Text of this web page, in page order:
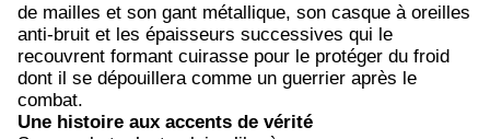
de mailles et son gant métallique, son casque à oreilles
anti-bruit et les épaisseurs successives qui le
recouvrent formant cuirasse pour le protéger du froid
dont il se dépouillera comme un guerrier après le
combat.
Une histoire aux accents de vérité